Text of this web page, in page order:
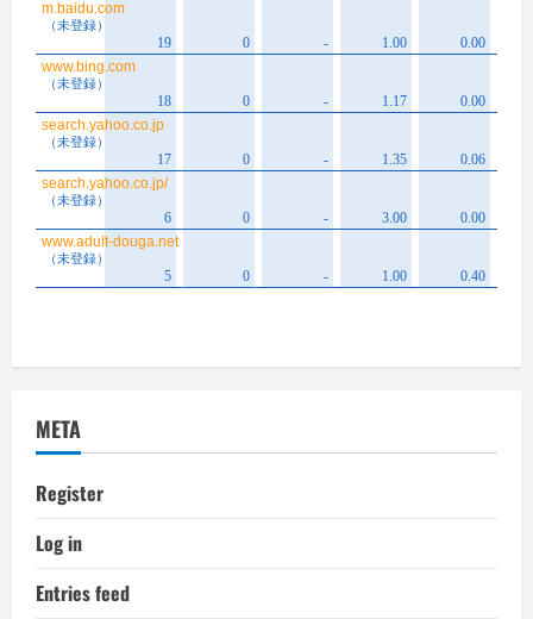
META
Register
Log in
Entries feed